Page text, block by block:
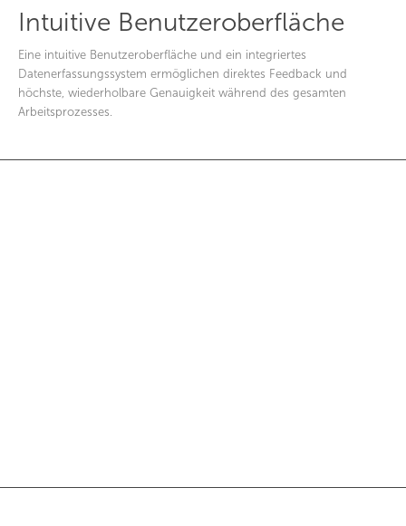
Intuitive Benutzeroberfläche
Eine intuitive Benutzeroberfläche und ein integriertes
Datenerfassungssystem ermöglichen direktes Feedback und
höchste, wiederholbare Genauigkeit während des gesamten
Arbeitsprozesses.